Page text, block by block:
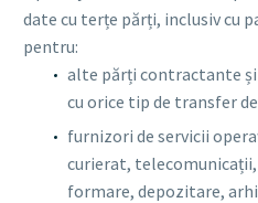
date cu terțe părți, inclusiv cu
pentru:
alte părți contractante
cu orice tip de transfer
furnizori de servicii
curierat,
formare, depozitare,